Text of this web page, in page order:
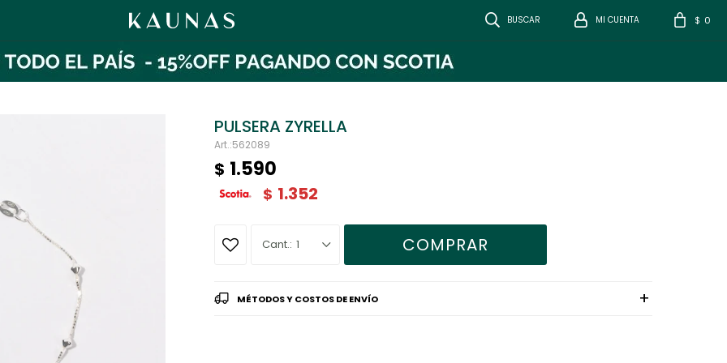
$ 0
PULSERA ZYRELLA
562089
$ 1.590
$ 1.352
1 COMPRAR
MÉTODOS Y COSTOS DE ENVÍO